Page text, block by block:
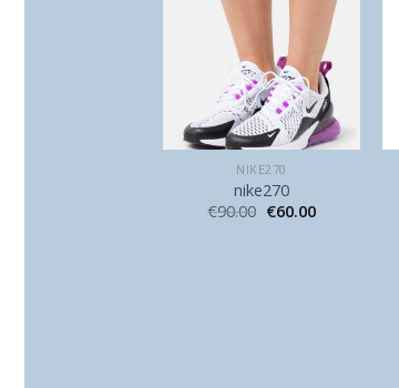
NIKE270
nike270
€90.00 €60.00